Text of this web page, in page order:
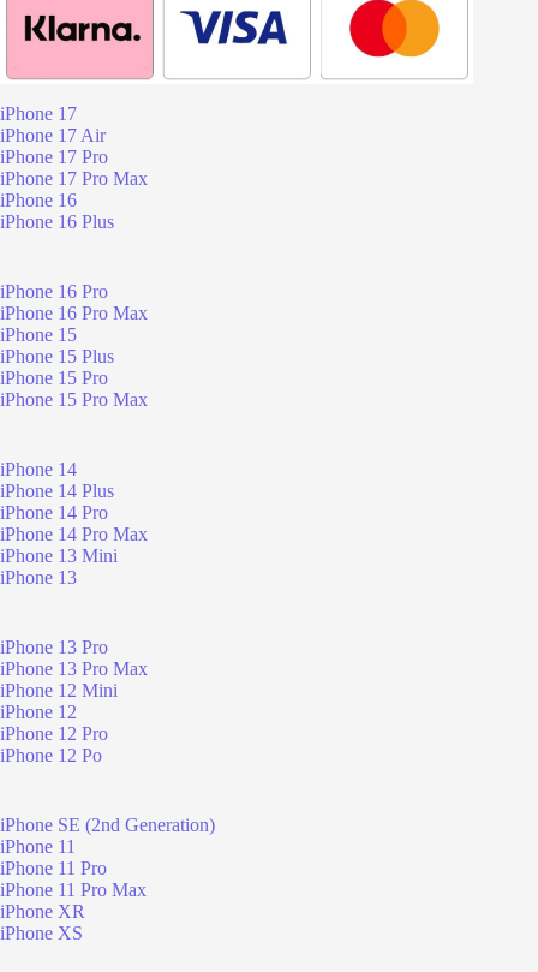
iPhone 17
iPhone 17 Air
iPhone 17 Pro
iPhone 17 Pro Max
iPhone 16
iPhone 16 Plus
iPhone 16 Pro
iPhone 16 Pro Max
iPhone 15
iPhone 15 Plus
iPhone 15 Pro
iPhone 15 Pro Max
iPhone 14
iPhone 14 Plus
iPhone 14 Pro
iPhone 14 Pro Max
iPhone 13 Mini
iPhone 13
iPhone 13 Pro
iPhone 13 Pro Max
iPhone 12 Mini
iPhone 12
iPhone 12 Pro
iPhone 12 Po
iPhone SE (2nd Generation)
iPhone 11
iPhone 11 Pro
iPhone 11 Pro Max
iPhone XR
iPhone XS